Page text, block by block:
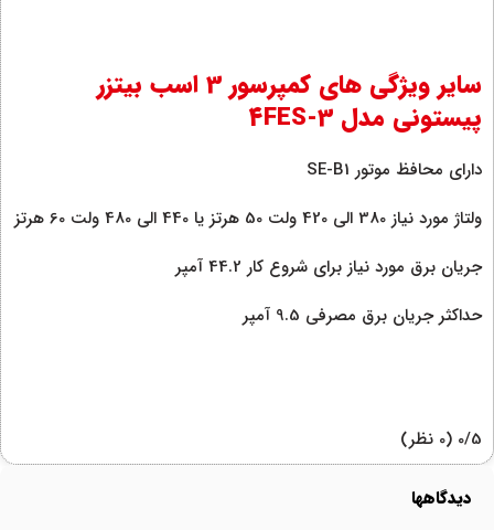
سایر ویژگی های کمپرسور 3 اسب بیتزر
پیستونی مدل 4FES-3
دارای محافظ موتور SE-B1
ولتاژ مورد نیاز 380 الی 420 ولت 50 هرتز یا 440 الی 480 ولت 60 هرتز
جریان برق مورد نیاز برای شروع کار 44.2 آمپر
حداکثر جریان برق مصرفی 9.5 آمپر
‫0/5 ‫(0 نظر)
دیدگاهها